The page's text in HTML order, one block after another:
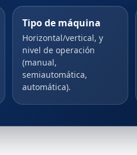
Tipo de máquina
Horizontal/vertical, y
nivel de operación
(manual,
semiautomática,
automática).